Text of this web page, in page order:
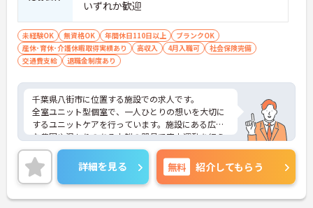
いずれか歓迎
未経験OK 無資格OK 年間休日110日以上
ブランクOK
産休･育休･介護休暇取得実績あり
高収入 4月入職可
社会保険完備
交通費支給
退職金制度あり
千葉県八街市に位置する施設での求人です。
全室ユニット型個室で、一人ひとりの想いを大切に
するユニットケアを行っています。施設にある広大
な農園や温もりのある木製の器具で室内運動を行え
る「うんどう楽園」を導入するなど、こだわりのあ
る施設です。介護系の資格がない方や経験が浅い方
もチャレンジいただけます。
ご興味のある方は、お気軽にお問い合わせくださ
い。
詳細を見る 無料 紹介してもらう